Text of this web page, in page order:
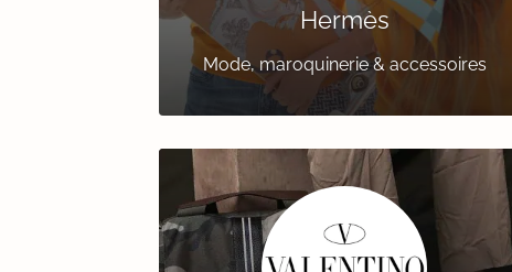
Hermès
Mode, maroquinerie & accessoires